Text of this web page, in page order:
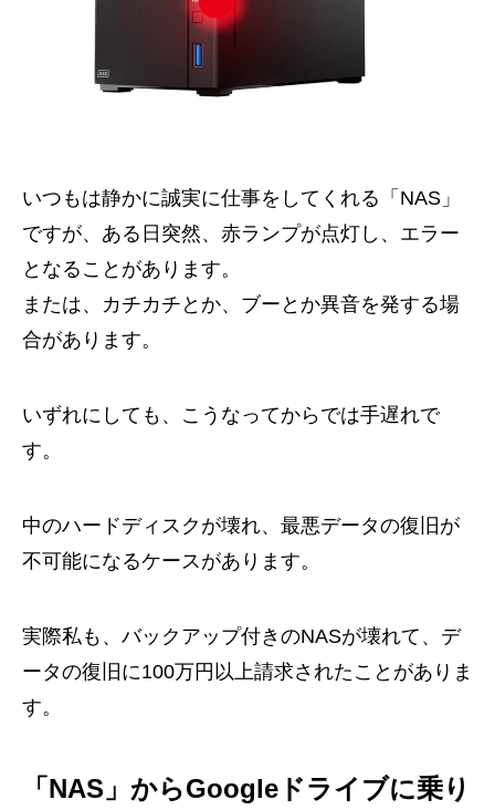
いつもは静かに誠実に仕事をしてくれる「NAS」
ですが、ある日突然、赤ランプが点灯し、エラー
となることがあります。
または、カチカチとか、ブーとか異音を発する場
合があります。
いずれにしても、こうなってからでは手遅れで
す。
中のハードディスクが壊れ、最悪データの復旧が
不可能になるケースがあります。
実際私も、バックアップ付きのNASが壊れて、デ
ータの復旧に100万円以上請求されたことがありま
す。
「NAS」からGoogleドライブに乗り